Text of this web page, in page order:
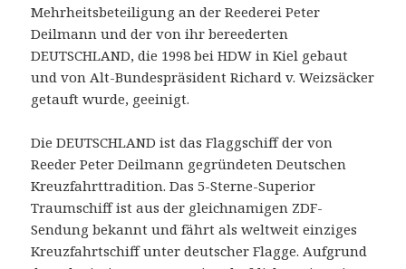
Mehrheitsbeteiligung an der Reederei Peter
Deilmann und der von ihr bereederten
DEUTSCHLAND, die 1998 bei HDW in Kiel gebaut
und von Alt-Bundespräsident Richard v. Weizsäcker
getauft wurde, geeinigt.
Die DEUTSCHLAND ist das Flaggschiff der von
Reeder Peter Deilmann gegründeten Deutschen
Kreuzfahrttradition. Das 5-Sterne-Superior
Traumschiff ist aus der gleichnamigen ZDF-
Sendung bekannt und fährt als weltweit einziges
Kreuzfahrtschiff unter deutscher Flagge. Aufgrund